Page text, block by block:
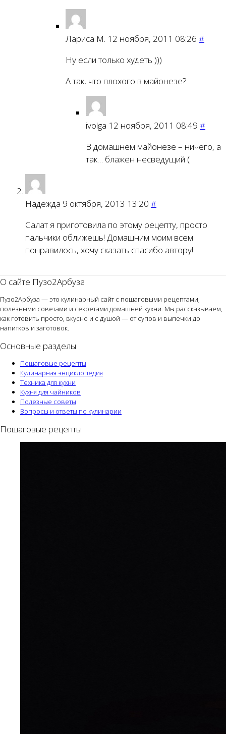
Лариса М. 12 ноября, 2011 08:26 #
Ну если только худеть )))
А так, что плохого в майонезе?
ivolga 12 ноября, 2011 08:49 #
В домашнем майонезе – ничего, а
так… блажен несведущий (
Надежда 9 октября, 2013 13:20 #
Салат я приготовила по этому рецепту, просто
пальчики оближешь! Домашним моим всем
понравилось, хочу сказать спасибо автору!
О сайте Пузо2Арбуза
Пузо2Арбуза — это кулинарный сайт с пошаговыми рецептами,
полезными советами и секретами домашней кухни. Мы рассказываем,
как готовить просто, вкусно и с душой — от супов и выпечки до
напитков и заготовок.
Основные разделы
Пошаговые рецепты
Кулинарная энциклопедия
Техника для кухни
Кухня для чайников
Полезные советы
Вопросы и ответы по кулинарии
Пошаговые рецепты